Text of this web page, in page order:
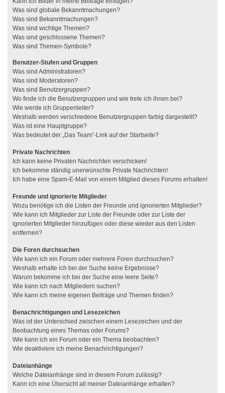
Was sind globale Bekanntmachungen?
Was sind Bekanntmachungen?
Was sind wichtige Themen?
Was sind geschlossene Themen?
Was sind Themen-Symbole?
Benutzer-Stufen und Gruppen
Was sind Administratoren?
Was sind Moderatoren?
Was sind Benutzergruppen?
Wo finde ich die Benutzergruppen und wie trete ich ihnen bei?
Wie werde ich Gruppenleiter?
Weshalb werden verschiedene Benutzergruppen farbig dargestellt?
Was ist eine Hauptgruppe?
Was bedeutet der „Das Team“-Link auf der Startseite?
Private Nachrichten
Ich kann keine Privaten Nachrichten verschicken!
Ich bekomme ständig unerwünschte Private Nachrichten!
Ich habe eine Spam-E-Mail von einem Mitglied dieses Forums erhalten!
Freunde und ignorierte Mitglieder
Wozu benötige ich die Listen der Freunde und ignorierten Mitglieder?
Wie kann ich Mitglieder zur Liste der Freunde oder zur Liste der
ignorierten Mitglieder hinzufügen oder diese wieder aus den Listen
entfernen?
Die Foren durchsuchen
Wie kann ich ein Forum oder mehrere Foren durchsuchen?
Weshalb erhalte ich bei der Suche keine Ergebnisse?
Warum bekomme ich bei der Suche eine leere Seite?
Wie kann ich nach Mitgliedern suchen?
Wie kann ich meine eigenen Beiträge und Themen finden?
Benachrichtigungen und Lesezeichen
Was ist der Unterschied zwischen einem Lesezeichen und der
Beobachtung eines Themas oder Forums?
Wie kann ich ein Forum oder ein Thema beobachten?
Wie deaktiviere ich meine Benachrichtigungen?
Dateianhänge
Welche Dateianhänge sind in diesem Forum zulässig?
Kann ich eine Übersicht all meiner Dateianhänge erhalten?